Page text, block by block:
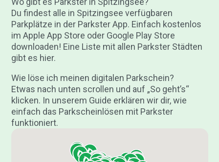
Du findest alle in Spitzingsee verfügbaren
Parkplätze in der Parkster App. Einfach kostenlos
im Apple App Store oder Google Play Store
downloaden! Eine Liste mit allen Parkster Städten
gibt es hier.
Wie löse ich meinen digitalen Parkschein?
Etwas nach unten scrollen und auf „So geht’s“
klicken. In unserem Guide erklären wir dir, wie
einfach das Parkscheinlösen mit Parkster
funktioniert.